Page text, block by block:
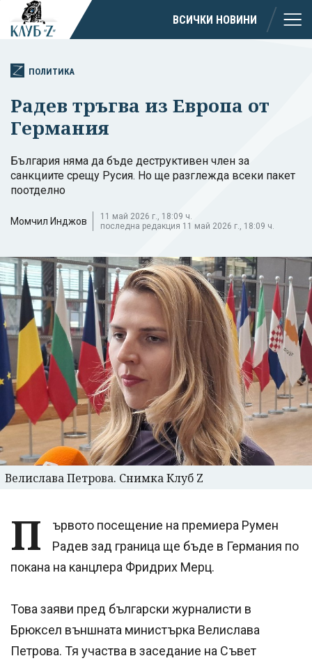
ВСИЧКИ НОВИНИ
ПОЛИТИКА
Радев тръгва из Европа от
Германия
България няма да бъде деструктивен член за
санкциите срещу Русия. Но ще разглежда всеки пакет
поотделно
Момчил Инджов
11 май 2026 г., 18:09 ч.
последна редакция 11 май 2026 г., 18:09 ч.
Велислава Петрова. Снимка Клуб Z
П
ървото посещение на премиера Румен
Радев зад граница ще бъде в Германия по
покана на канцлера Фридрих Мерц.
Това заяви пред български журналисти в
Брюксел външната министърка Велислава
Петрова. Тя участва в заседание на Съвет